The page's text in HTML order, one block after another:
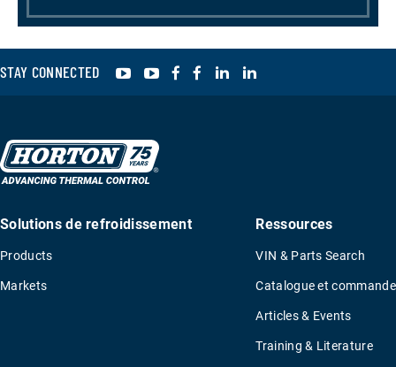
STAY CONNECTED YouTubeYouTube
Facebook
Facebook
LinkedIn
Solutions de refroidissement
Products
Markets
Ressources
VIN & Parts Search
Catalogue et commande
Articles & Events
Training & Literature